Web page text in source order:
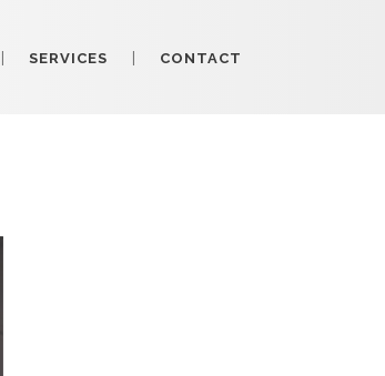
SERVICES CONTACT